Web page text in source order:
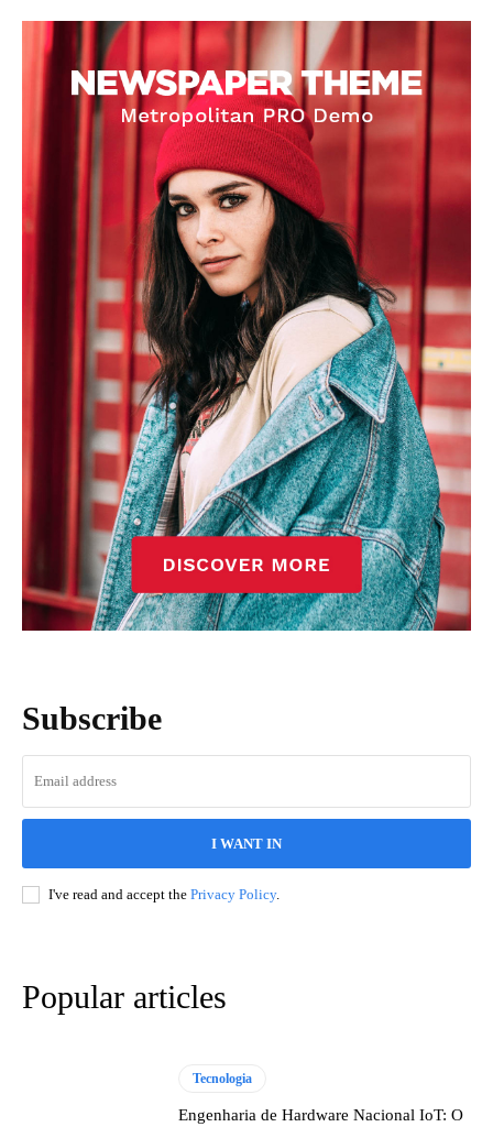
Subscribe
I WANT IN
I've read and accept the Privacy Policy.
Popular articles
Tecnologia
Engenharia de Hardware Nacional IoT: O